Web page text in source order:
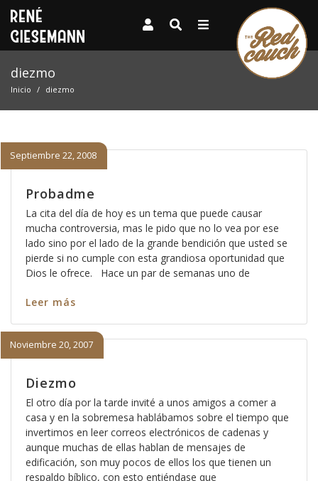
diezmo
Inicio diezmo
Probadme
Septiembre 22, 2008
La cita del día de hoy es un tema que puede causar
mucha controversia, mas le pido que no lo vea por ese
lado sino por el lado de la grande bendición que usted se
pierde si no cumple con esta grandiosa oportunidad que
Dios le ofrece. Hace un par de semanas uno de
Leer más
Diezmo
Noviembre 20, 2007
El otro día por la tarde invité a unos amigos a comer a
casa y en la sobremesa hablábamos sobre el tiempo que
invertimos en leer correos electrónicos de cadenas y
aunque muchas de ellas hablan de mensajes de
edificación, son muy pocos de ellos los que tienen un
respaldo bíblico, con esto entiéndase que